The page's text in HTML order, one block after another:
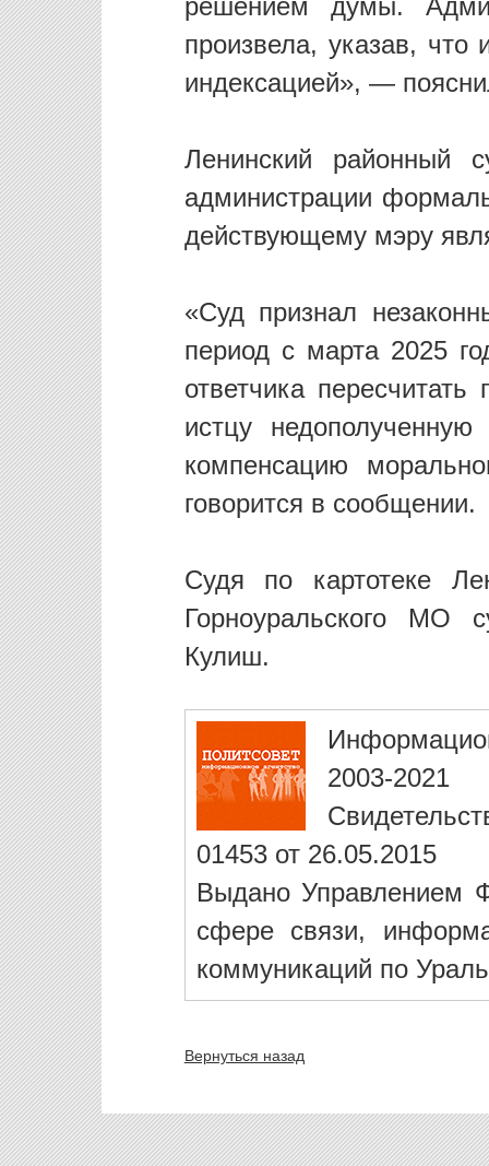
решением думы.
произвела, указав, что
индексацией», —
Ленинский районный
администрации
действующему мэру
«Суд признал
период с марта 2025
ответчика
истцу
компенсацию
говорится в сообщении.
Судя по картотеке
Горноуральского МО
Кулиш.
2003-2021
01453 от 26.05.2015
Выдано Управлением
сфере связи,
коммуникаций по
Вернуться назад